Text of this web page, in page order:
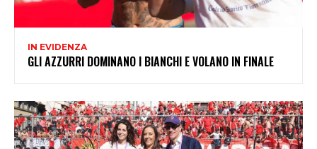
IN EVIDENZA
GLI AZZURRI DOMINANO I BIANCHI E VOLANO IN FINALE